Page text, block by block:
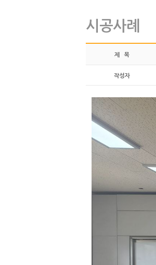
시공사례
제 목
작성자